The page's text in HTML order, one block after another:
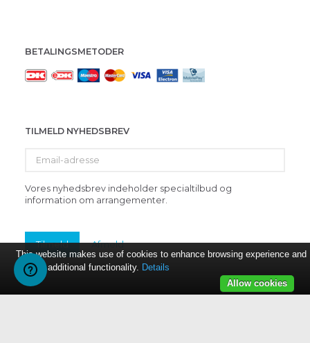
BETALINGSMETODER
TILMELD NYHEDSBREV
adresse
Vores nyhedsbrev indeholder specialtilbud og
information om arrangementer.
Tilmeld Afmeld
This website makes use of cookies to enhance browsing experience and
provide additional functionality. Details
Allow cookies